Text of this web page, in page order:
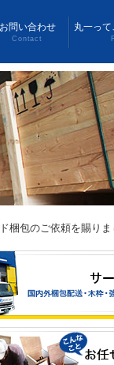
お問い合わせ
Contact
丸一っ
包のご依頼を賜りま